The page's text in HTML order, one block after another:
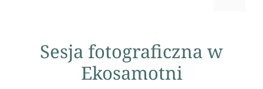
Sesja fotograficzna w
Ekosamotni